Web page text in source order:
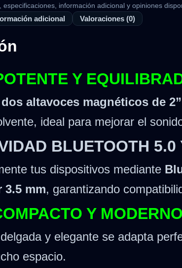
información adicional y opiniones
adicional Valoraciones (0)
Y
dos altavoces magnéticos de
ideal para mejorar el
BLUETOOTH 5.0
tus dispositivos mediante
3.5 mm, garantizando
Y MODERNO
y elegante se adapta
espacio.